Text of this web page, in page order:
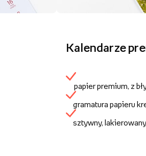
Kalendarze
papier premium, z
gramatura papieru
sztywny,